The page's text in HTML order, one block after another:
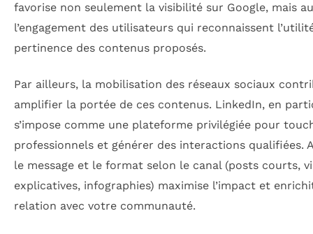
favorise non seulement la visibilité sur Google, mais
l’engagement des utilisateurs qui reconnaissent
pertinence des contenus proposés.
Par ailleurs, la mobilisation des réseaux sociaux
amplifier la portée de ces contenus. LinkedIn, en
s’impose comme une plateforme privilégiée pour
professionnels et générer des interactions qualifiées.
le message et le format selon le canal (posts courts,
explicatives, infographies) maximise l’impact et
relation avec votre communauté.